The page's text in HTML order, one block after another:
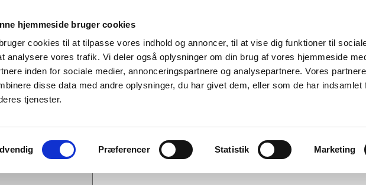
hjemmeside bruger cookies
cookies til at tilpasse vores indhold og annoncer, til at vise dig funktioner til
analysere vores trafik. Vi deler også oplysninger om din brug af vores hjemmeside
inden for sociale medier, annonceringspartnere og analysepartnere. Vores
disse data med andre oplysninger, du har givet dem, eller som de har indsamlet
tjenester.
Præferencer Statistik Marketing